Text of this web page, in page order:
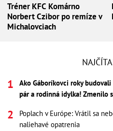
Tréner KFC Komárno
Norbert Czibor po remíze v
Michalovciach
Ako Gáboríkovci roky
pár a rodinná idylka! Zmenilo
Poplach v Európe: Vrátil sa
naliehavé opatrenia